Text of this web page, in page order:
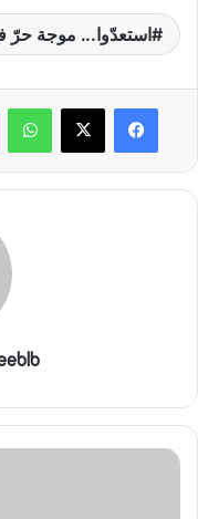
استعدّوا... موجة حرّ